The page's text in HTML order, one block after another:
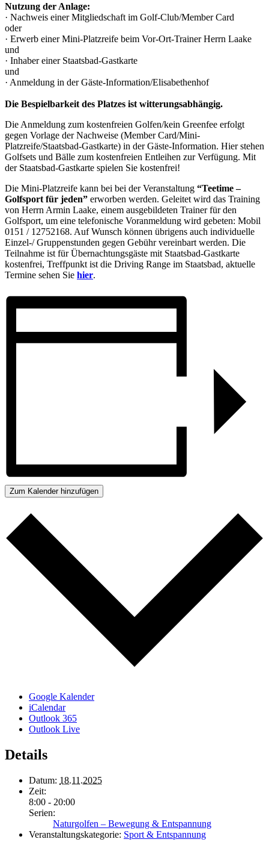
Nutzung der Anlage:
· Nachweis einer Mitgliedschaft im Golf-Club/Member Card
oder
· Erwerb einer Mini-Platzreife beim Vor-Ort-Trainer Herrn Laake
und
· Inhaber einer Staatsbad-Gastkarte
und
· Anmeldung in der Gäste-Information/Elisabethenhof
Die Bespielbarkeit des Platzes ist witterungsabhängig.
Die Anmeldung zum kostenfreien Golfen/kein Greenfee erfolgt
gegen Vorlage der Nachweise (Member Card/Mini-
Platzreife/Staatsbad-Gastkarte) in der Gäste-Information. Hier stehen
Golfsets und Bälle zum kostenfreien Entleihen zur Verfügung. Mit
der Staatsbad-Gastkarte spielen Sie kostenfrei!
Die Mini-Platzreife kann bei bei der Veranstaltung “Teetime –
Golfsport für jeden” erworben werden. Geleitet wird das Training
von Herrn Armin Laake, einem ausgebildeten Trainer für den
Golfsport, um eine telefonische Voranmeldung wird gebeten: Mobil
0151 / 12752168. Auf Wunsch können übrigens auch individuelle
Einzel-/ Gruppenstunden gegen Gebühr vereinbart werden. Die
Teilnahme ist für Übernachtungsgäste mit Staatsbad-Gastkarte
kostenfrei, Treffpunkt ist die Driving Range im Staatsbad, aktuelle
Termine sehen Sie hier.
Zum Kalender hinzufügen
Google Kalender
iCalendar
Outlook 365
Outlook Live
Details
Datum: 18.11.2025
Zeit:
8:00 - 20:00
Serien:
Naturgolfen – Bewegung & Entspannung
Veranstaltungskategorie: Sport & Entspannung